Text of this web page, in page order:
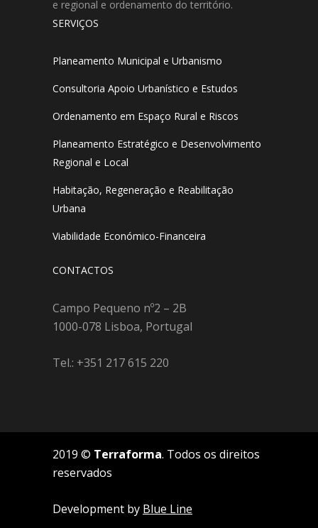
e regional e ordenamento do território.
SERVIÇOS
Planeamento Municipal e Urbanismo
Consultoria Apoio Urbanístico e Estudos
Ordenamento em Espaço Rural e Riscos
Planeamento Estratégico e Desenvolvimento
Regional e Local
Habitação, Regeneração e Reabilitação
Urbana
Viabilidade Económico-Financeira
CONTACTOS
Campo Pequeno nº2 – 2B
1000-078 Lisboa, Portugal
Tel.: +351 217 615 220
2019 © Terraforma. Todos os direitos
reservados
Development by Blue Line